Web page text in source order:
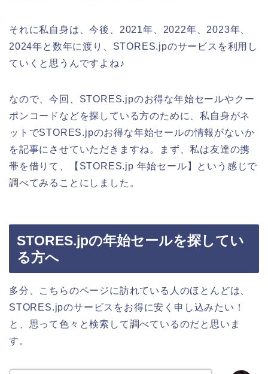
それに私自身は、今後、2021年、2022年、2023年、
2024年と数年に渡り、STORES.jpのサービスを利用し
ていくと思うんですよね♪
なので、今回、STORES.jpのお得な年始セールやクー
ポンコードなどを探している方のために、私自身がネ
ットでSTORES.jpのお得な年始セールの情報がないか
を記事にさせていただきますね。まず、私は友達の携
帯を借りて、【STORES.jp 年始セール】という感じで
調べてみることにしました。
STORES.jpの年始セールを探してい
る方へ
多分、こちらのページに訪れている人のほとんどは、
STORES.jpのサービスをお得に安く申し込みたい！
と、思って色々と検索して調べているのだと思いま
す。